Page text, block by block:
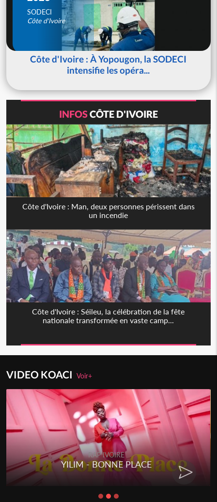
SODECI
Côte d'Ivoire
Côte d'Ivoire : À Yopougon, la SODECI
intensifie les opéra...
INFOSCÔTE D'IVOIRE
Côte d'Ivoire : Man, deux personnes périssent dans
un incendie
Côte d'Ivoire : Séileu, la célébration de la fête
nationale transformée en vaste camp...
VIDEO KOACIVoir+
RAP IVOIRE
YILIM - BONNE PLACE